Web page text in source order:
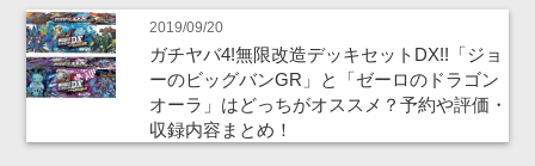
2019/09/20
ガチヤバ4!無限改造デッキセットDX!!「ジョ
ーのビッグバンGR」と「ゼーロのドラゴン
オーラ」はどっちがオススメ？予約や評価・
収録内容まとめ！